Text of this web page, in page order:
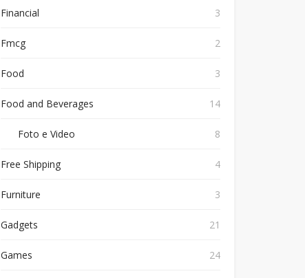
Financial 3
Fmcg 2
Food 3
Food and Beverages 14
Foto e Video 8
Free Shipping 4
Furniture 3
Gadgets 21
Games 24